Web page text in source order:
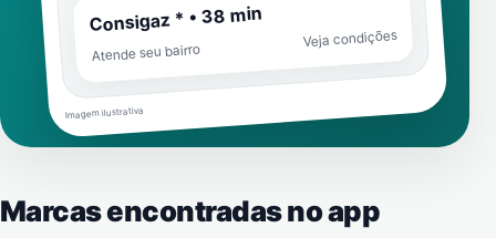
Consigaz * • 38 min
Atende seu bairro
Veja condições
Imagem ilustrativa
Marcas encontradas no app